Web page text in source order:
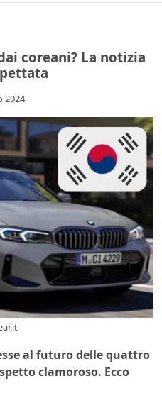
coreani? La notizia
2024
al futuro delle quattro
clamoroso. Ecco